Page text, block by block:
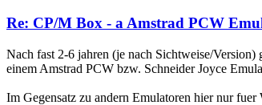
Re: CP/M Box - a Amstrad PCW
Nach fast 2-6 jahren (je nach Sichtweise/
einem Amstrad PCW bzw. Schneider Joyce
Im Gegensatz zu andern Emulatoren hier nur